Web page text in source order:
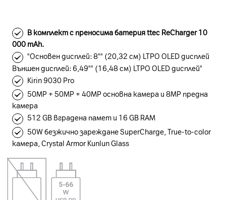
В комплект с преносима батерия ttec ReCharger 10
000 mAh.
"Основен дисплей: 8"" (20,32 см) LTPO OLED дисплей
Външен дисплей: 6,49"" (16,48 см) LTPO OLED дисплей"
Kirin 9030 Pro
50MP + 50MP + 40MP основна камера и 8MP предна
камера
512 GB вградена памет и 16 GB RAM
50W безжично зареждане SuperCharge, True-to-color
камера, Crystal Armor Kunlun Glass